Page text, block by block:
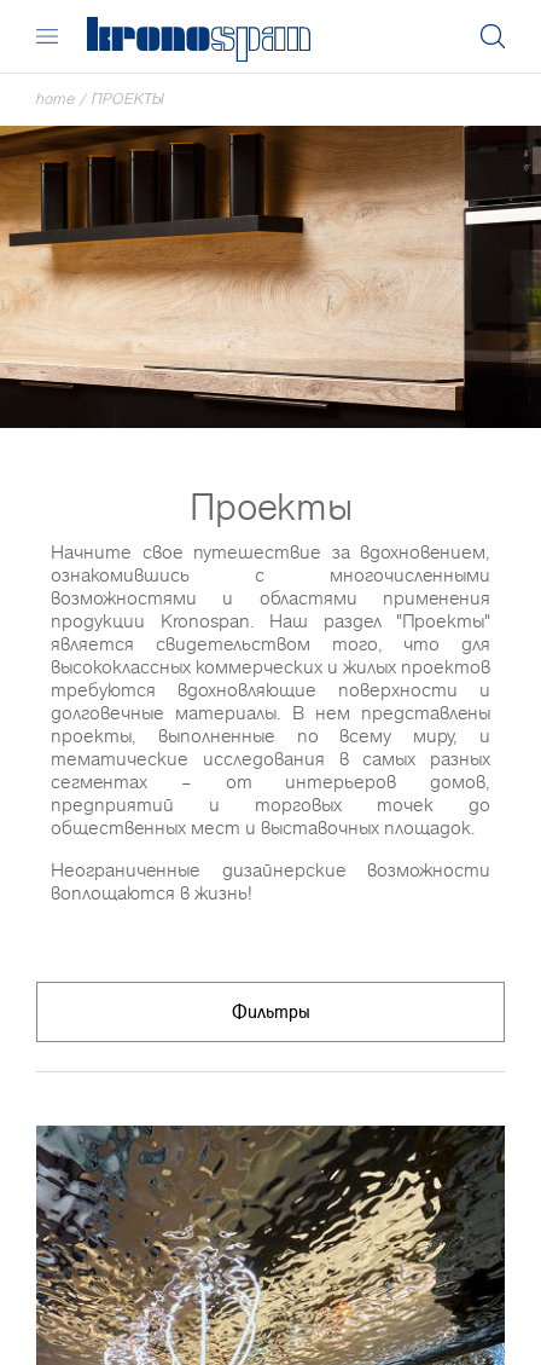
home / ПРОЕКТЫ
Проекты
Начните свое путешествие за вдохновением,
ознакомившись с многочисленными
возможностями и областями применения
продукции Kronospan. Наш раздел "Проекты"
является свидетельством того, что для
высококлассных коммерческих и жилых проектов
требуются вдохновляющие поверхности и
долговечные материалы. В нем представлены
проекты, выполненные по всему миру, и
тематические исследования в самых разных
сегментах – от интерьеров домов,
предприятий и торговых точек до
общественных мест и выставочных площадок.
Неограниченные дизайнерские возможности
воплощаются в жизнь!
Фильтры